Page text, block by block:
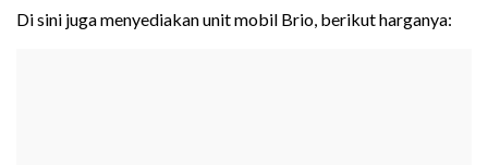
Di sini juga menyediakan unit mobil Brio, berikut harganya: